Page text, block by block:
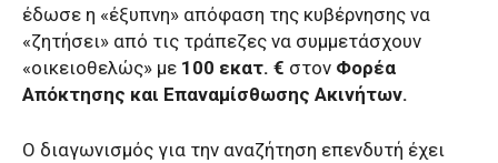
έδωσε η «έξυπνη» απόφαση της κυβέρνησης να
«ζητήσει» από τις τράπεζες να συμμετάσχουν
«οικειοθελώς» με 100 εκατ. € στον Φορέα
Απόκτησης και Επαναμίσθωσης Ακινήτων.
Ο διαγωνισμός για την αναζήτηση επενδυτή έχει